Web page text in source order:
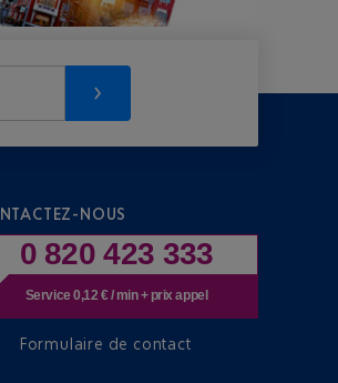
NOUS
0 820 423 333
Service 0,12 € / min + prix appel
Formulaire de contact